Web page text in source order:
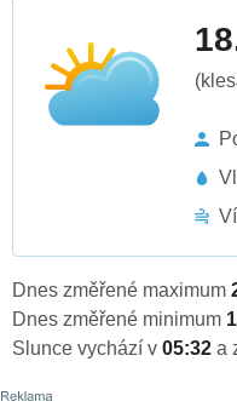
Dnes změřené maximum
Dnes změřené minimum
Slunce vychází v 05:32 a